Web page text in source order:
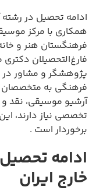
ادامه تحصیل در
همکاری با مرکز
فرهنگستان هنر و
فارغ‌التحصیلان
پژوهشگر و مشاور در
فرهنگی به متخصصان
آرشیو موسیقی، نقد
تخصصی نیاز دارند،
برخوردار است .
ادامه
خارج ایران